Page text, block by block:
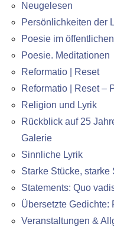
Neugelesen
Persönlichkeiten der
Poesie im
Poesie. Meditationen
Reformatio | Reset
Reformatio | Reset –
Religion und Lyrik
Rückblick auf 25
Galerie
Sinnliche Lyrik
Starke Stücke, starke
Statements: Quo
Übersetzte Gedichte:
Veranstaltungen &